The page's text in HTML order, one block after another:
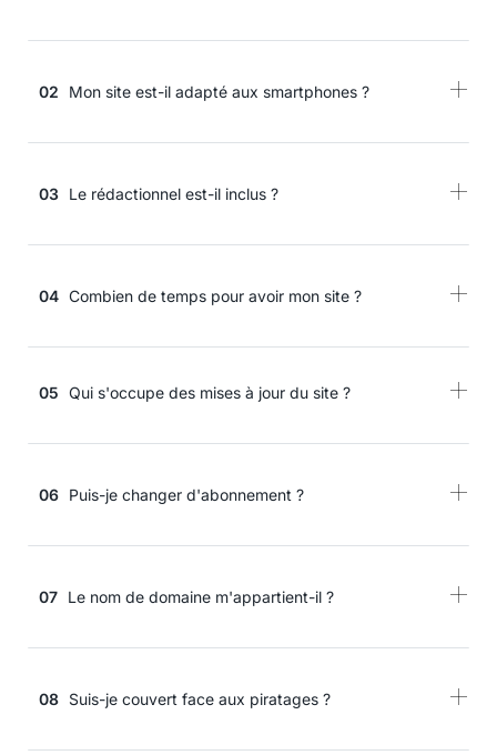
02 Mon site est-il adapté aux smartphones ?
03 Le rédactionnel est-il inclus ?
04 Combien de temps pour avoir mon site ?
05 Qui s'occupe des mises à jour du site ?
06 Puis-je changer d'abonnement ?
07 Le nom de domaine m'appartient-il ?
08 Suis-je couvert face aux piratages ?